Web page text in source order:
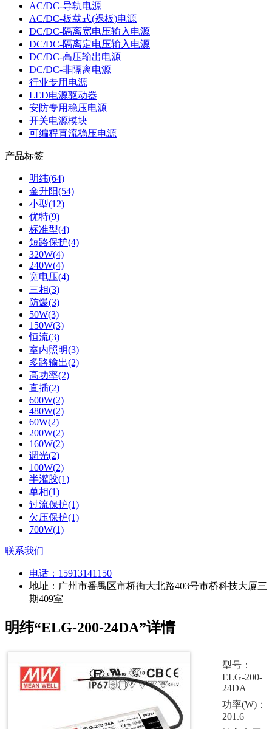
AC/DC-导轨电源
AC/DC-板载式(裸板)电源
DC/DC-隔离宽电压输入电源
DC/DC-隔离定电压输入电源
DC/DC-高压输出电源
DC/DC-非隔离电源
行业专用电源
LED电源驱动器
安防专用稳压电源
开关电源模块
可编程直流稳压电源
产品标签
明纬(64)
金升阳(54)
小型(12)
优特(9)
标准型(4)
短路保护(4)
320W(4)
240W(4)
宽电压(4)
三相(3)
防爆(3)
50W(3)
150W(3)
恒流(3)
室内照明(3)
多路输出(2)
高功率(2)
直插(2)
600W(2)
480W(2)
60W(2)
200W(2)
160W(2)
调光(2)
100W(2)
半灌胶(1)
单相(1)
过流保护(1)
欠压保护(1)
700W(1)
联系我们
电话： 15913141150
地址：广州市番禺区市桥街大北路403号市桥科技大厦三
期409室
明纬“ELG-200-24DA”详情
型号：
ELG-200-
24DA
功率(W)：
201.6